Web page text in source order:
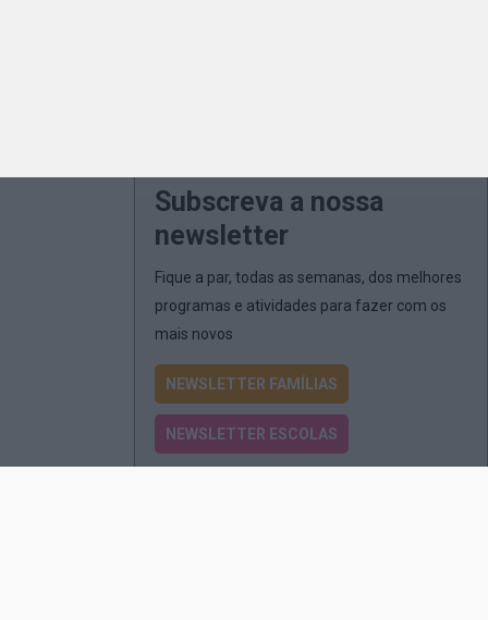
Subscreva a nossa
newsletter
Fique a par, todas as semanas, dos melhores
programas e atividades para fazer com os
mais novos
NEWSLETTER FAMÍLIAS
NEWSLETTER ESCOLAS